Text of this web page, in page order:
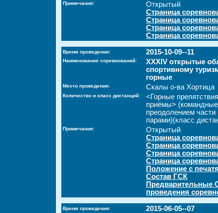
Примечания:
Открытый
Страница
Страница
Страница
Страница
Время проведения: 2015-10-09--11
Наименование соревнований:
XXXIV открытые
спортивному
горные
Место проведения: Скалы о-ва Хортица
Количество и класс дистанций:
<Горные
приёмы>
преодолением части
парами)(класс
Примечания:
Открытый
Страница
Страница
Страница
Страница
Положение с
Состав ГСК
Предварительные
проведения
Время проведения: 2015-06-05--07